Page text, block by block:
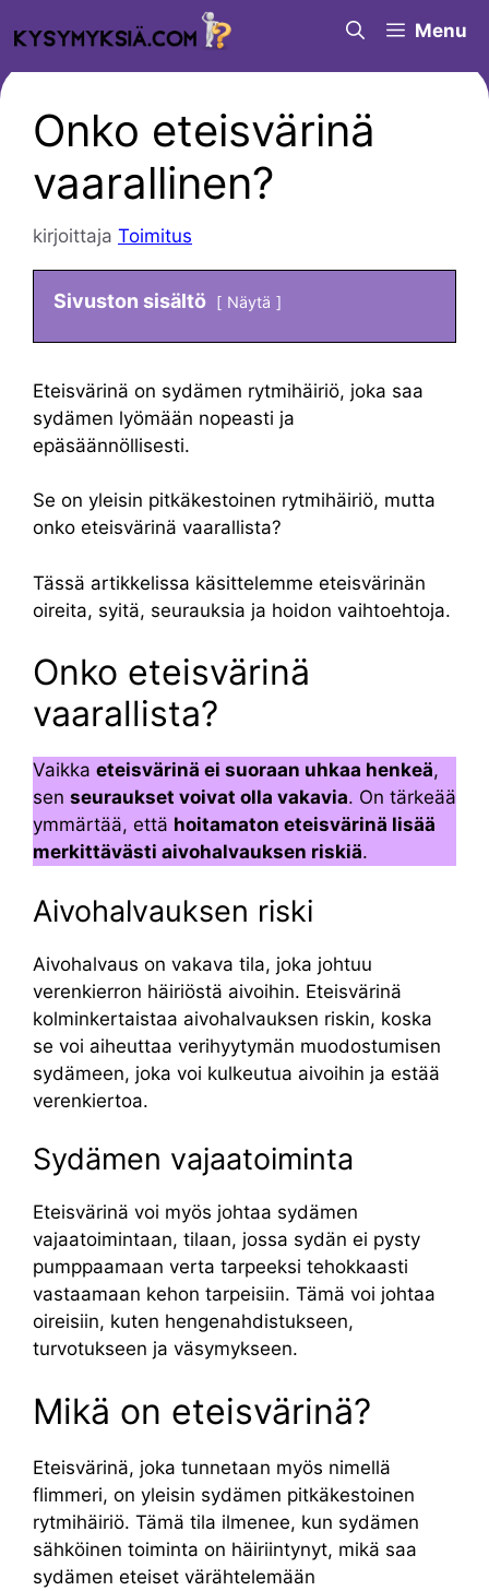
sisältöön
Menu
Onko eteisvärinä
vaarallinen?
kirjoittaja Toimitus
Sivuston sisältö Näytä
Eteisvärinä on sydämen rytmihäiriö, joka saa
sydämen lyömään nopeasti ja
epäsäännöllisesti.
Se on yleisin pitkäkestoinen rytmihäiriö, mutta
onko eteisvärinä vaarallista?
Tässä artikkelissa käsittelemme eteisvärinän
oireita, syitä, seurauksia ja hoidon vaihtoehtoja.
Onko eteisvärinä
vaarallista?
Vaikka eteisvärinä ei suoraan uhkaa henkeä,
sen seuraukset voivat olla vakavia. On tärkeää
ymmärtää, että hoitamaton eteisvärinä lisää
merkittävästi aivohalvauksen riskiä.
Aivohalvauksen riski
Aivohalvaus on vakava tila, joka johtuu
verenkierron häiriöstä aivoihin. Eteisvärinä
kolminkertaistaa aivohalvauksen riskin, koska
se voi aiheuttaa verihyytymän muodostumisen
sydämeen, joka voi kulkeutua aivoihin ja estää
verenkiertoa.
Sydämen vajaatoiminta
Eteisvärinä voi myös johtaa sydämen
vajaatoimintaan, tilaan, jossa sydän ei pysty
pumppaamaan verta tarpeeksi tehokkaasti
vastaamaan kehon tarpeisiin. Tämä voi johtaa
oireisiin, kuten hengenahdistukseen,
turvotukseen ja väsymykseen.
Mikä on eteisvärinä?
Eteisvärinä, joka tunnetaan myös nimellä
flimmeri, on yleisin sydämen pitkäkestoinen
rytmihäiriö. Tämä tila ilmenee, kun sydämen
sähköinen toiminta on häiriintynyt, mikä saa
sydämen eteiset värähtelemään